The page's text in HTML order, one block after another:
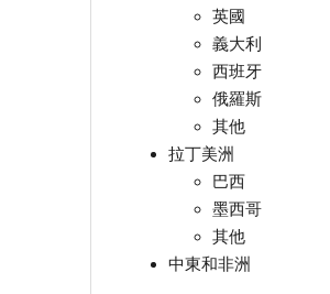
英國
義大利
西班牙
俄羅斯
其他
拉丁美洲
巴西
墨西哥
其他
中東和非洲